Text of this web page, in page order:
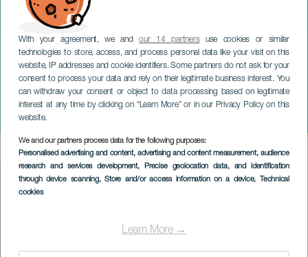
With your agreement, we andour 14 partnersuse cookies or similar
technologies to store, access, and process personal data like your visit on this
website, IP addresses and cookie identifiers. Some partners do not ask for your
consent to process your data and rely on their legitimate business interest. You
can withdraw your consent or object to data processing based on legitimate
interest at any time by clicking on “Learn More” or in our Privacy Policy on this
website.
We and our partners process data for the following purposes:
Personalised advertising and content, advertising and content measurement, audience
research and services development, Precise geolocation data, and identification
through device scanning, Store and/or access information on a device, Technical
cookies
Learn More →
La Filarmonica di Berlino
in concerto
GRAN CANARIA
Imagen
Listado